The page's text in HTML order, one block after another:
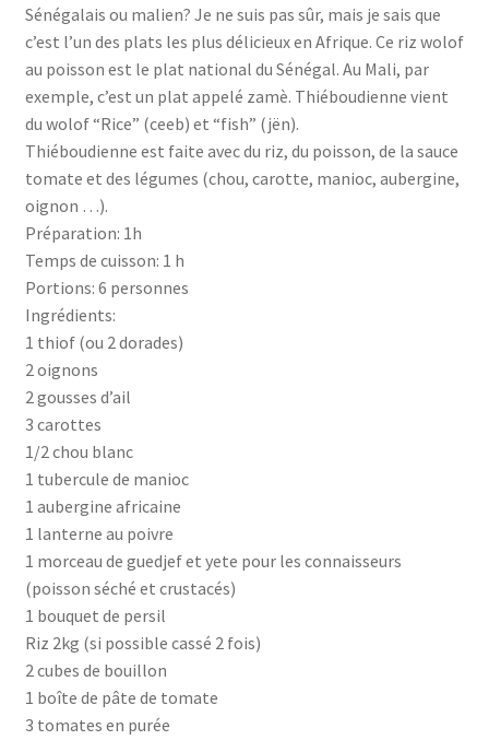
Sénégalais ou malien? Je ne suis pas sûr, mais je sais que
c’est l’un des plats les plus délicieux en Afrique. Ce riz wolof
au poisson est le plat national du Sénégal. Au Mali, par
exemple, c’est un plat appelé zamè. Thiéboudienne vient
du wolof “Rice” (ceeb) et “fish” (jën).
Thiéboudienne est faite avec du riz, du poisson, de la sauce
tomate et des légumes (chou, carotte, manioc, aubergine,
oignon …).
Préparation: 1h
Temps de cuisson: 1 h
Portions: 6 personnes
Ingrédients:
1 thiof (ou 2 dorades)
2 oignons
2 gousses d’ail
3 carottes
1/2 chou blanc
1 tubercule de manioc
1 aubergine africaine
1 lanterne au poivre
1 morceau de guedjef et yete pour les connaisseurs
(poisson séché et crustacés)
1 bouquet de persil
Riz 2kg (si possible cassé 2 fois)
2 cubes de bouillon
1 boîte de pâte de tomate
3 tomates en purée